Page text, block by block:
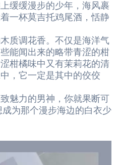
缓缓漫步的少年，海风裹
一杯莫吉托鸡尾酒，恬静
质调花香。不仅是海洋气
能闻出来的略带青涩的柑
柑橘味中又有茉莉花的清
，它一定是其中的佼佼
魅力的男神，你就果断可
为那个漫步海边的白衣少